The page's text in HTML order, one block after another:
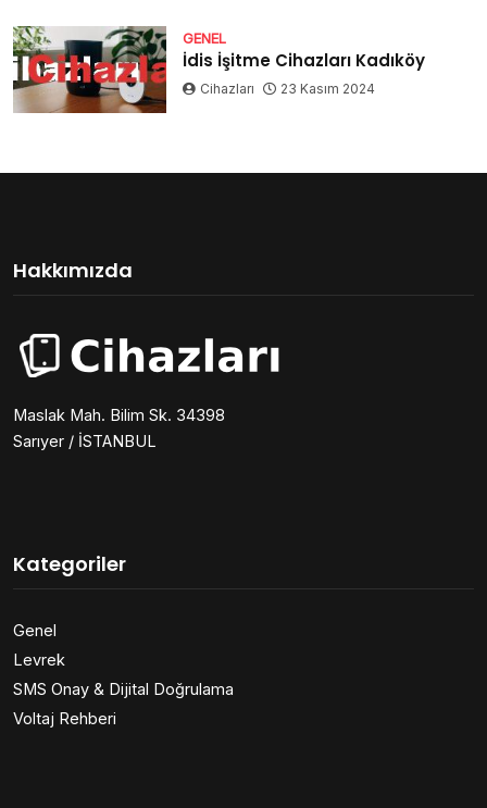
GENEL
İdis İşitme Cihazları Kadıköy
Cihazları 23 Kasım 2024
Hakkımızda
Maslak Mah. Bilim Sk. 34398
Sarıyer / İSTANBUL
Kategoriler
Genel
Levrek
SMS Onay & Dijital Doğrulama
Voltaj Rehberi